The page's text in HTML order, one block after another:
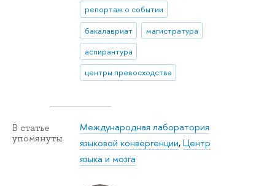
репортаж о событии
бакалавриат
магистратура
аспирантура
центры превосходства
В статье
упомянуты
Международная лаборатория
языковой конвергенции,Центр
языка и мозга